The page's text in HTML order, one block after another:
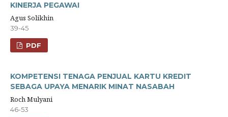
KINERJA PEGAWAI
Agus Solikhin
39-45
PDF
KOMPETENSI TENAGA PENJUAL KARTU KREDIT
SEBAGA UPAYA MENARIK MINAT NASABAH
Roch Mulyani
46-53